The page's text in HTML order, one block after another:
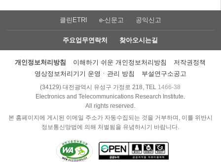
클린ETRI e-신문고 공익신고
주요업무연락처 찾아오시는길
개인정보처리방침 이해하기 쉬운 개인정보처리방침
저작권정책
영상정보처리기기 운영ㆍ관리 방침
부설연구소공고
(34129) 대전광역시 유성구 가정로 218, TEL 1466-38
Electronics and Telecommunications Research Institute.
All rights reserved.
본 홈페이지에 게시된 이메일 주소가 자동수집되는 것을 거부하며, 이를 위반시
정보통신망법에 의해 처벌됨을 유념하시기 바랍니다.